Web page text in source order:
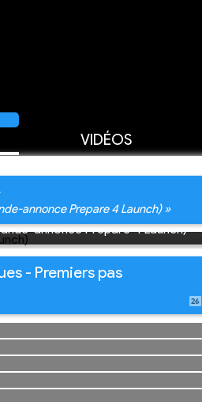
VIDÉOS
annonce Prepare 4 Launch) »
annonce Prepare 4 Launch)
- Premiers pas
26